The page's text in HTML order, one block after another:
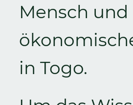
Mensch
in Togo.